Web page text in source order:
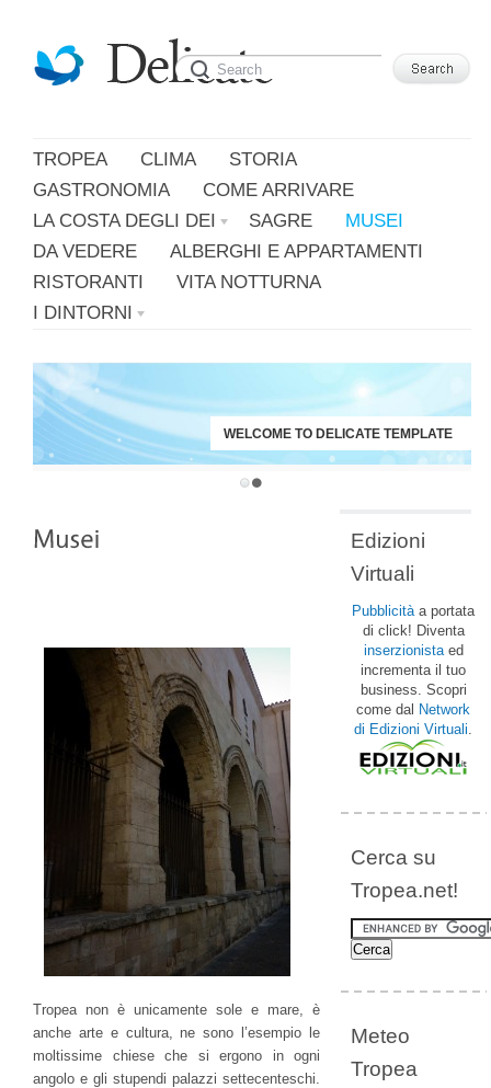
TROPEA CLIMA
STORIA
GASTRONOMIA
COME ARRIVARE
LA COSTA DEGLI DEI
SAGRE
MUSEI
DA VEDERE
ALBERGHI E APPARTAMENTI
RISTORANTI
VITA NOTTURNA
I DINTORNI
WELCOME TO DELICATE TEMPLATE
JUST ANOTHER WORDPRESS SITE
Tropea non è unicamente sole e mare, è
anche arte e cultura, ne sono l’esempio le
moltissime chiese che si ergono in ogni
angolo e gli stupendi palazzi settecenteschi.
Edizioni
Virtuali
Pubblicitàa portata
di click! Diventa
inserzionistaed
incrementa il tuo
business. Scopri
come dal Network
di Edizioni Virtuali.
Cerca su
Tropea.net!
Meteo
Tropea